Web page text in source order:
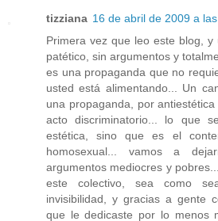
tizziana 16 de abril de 2009 a
Primera vez que leo este blog,
patético, sin argumentos y
es una propaganda que no
usted está alimentando... Un
una propaganda, por
acto discriminatorio... lo que
estética, sino que es el
homosexual... vamos a
argumentos mediocres y
este colectivo, sea como
invisibilidad, y gracias a gente
que le dedicaste por lo menos